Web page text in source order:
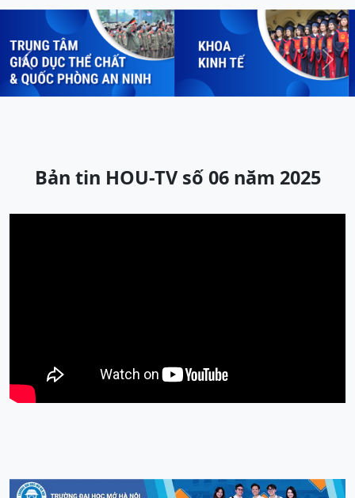
Previous Next
Bản tin HOU-TV số 06 năm 2025